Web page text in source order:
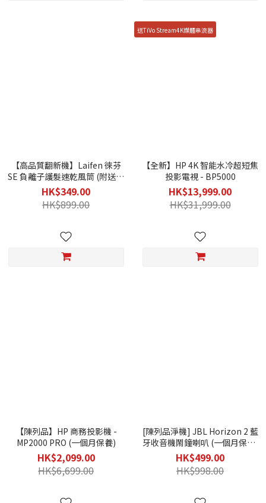
【高品質翻新機】Laifen 徠芬
SE 負離子護髮速乾風筒 (附送標
準順滑風嘴 / 3個月保養/不連原
包裝盒)
HK$349.00
HK$899.00
送TiVo Stream4K媒體串流器
【全新】HP 4K 智能水冷超短焦
投影電視 - BP5000
HK$13,999.00
HK$31,999.00
【陳列品】HP 商務投影機 -
MP2000 PRO (一個月保養)
HK$2,099.00
HK$6,699.00
[陳列品淨機] JBL Horizon 2 藍
牙收音機鬧鐘喇叭 (一個月保養/
火牛/天線)
HK$499.00
HK$998.00